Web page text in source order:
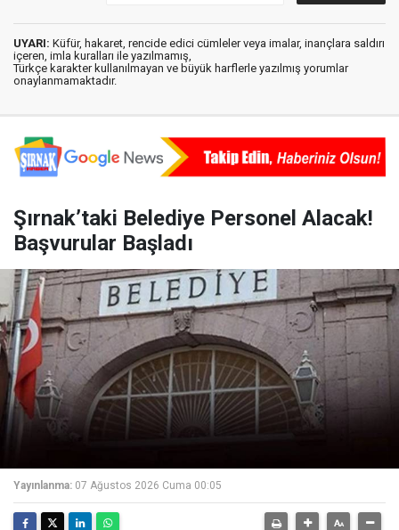
UYARI: Küfür, hakaret, rencide edici cümleler veya imalar, inançlara saldırı
içeren, imla kuralları ile yazılmamış,
Türkçe karakter kullanılmayan ve büyük harflerle yazılmış yorumlar
onaylanmamaktadır.
Şırnak’taki Belediye Personel Alacak!
Başvurular Başladı
Yayınlanma: 07 Ağustos 2026 Cuma 00:05